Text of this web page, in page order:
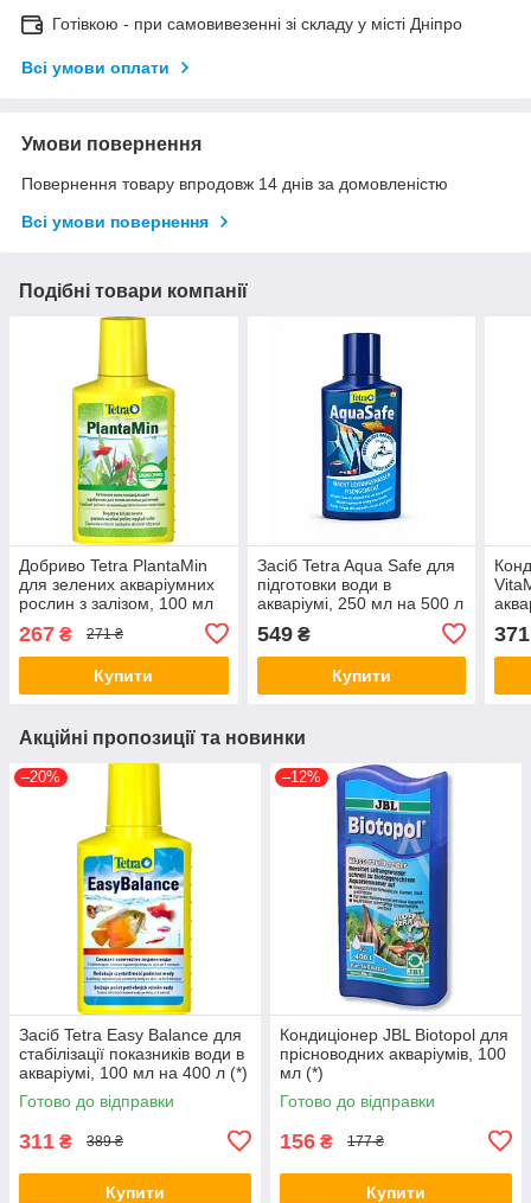
Готівкою - при самовивезенні зі складу у місті Дніпро
Всі умови оплати
Умови повернення
Повернення товару впродовж 14 днів за домовленістю
Всі умови повернення
Подібні товари компанії
Добриво Tetra PlantaMin
для зелених акваріумних
рослин з залізом, 100 мл
267 ₴ 271 ₴
Купити
Засіб Tetra Aqua Safe для
підготовки води в
акваріумі, 250 мл на 500 л
549₴
Купити
371
Акційні пропозиції та новинки
–20%
Засіб Tetra Easy Balance для
стабілізації показників води в
акваріумі, 100 мл на 400 л (*)
Готово до відправки
311 ₴ 389 ₴
Купити
–12%
Кондиціонер JBL Biotopol для
прісноводних акваріумів, 100
мл (*)
Готово до відправки
156 ₴ 177 ₴
Купити